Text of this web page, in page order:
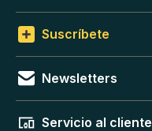
Suscríbete
Newsletters
Servicio al cliente